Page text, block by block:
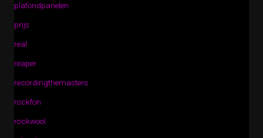
plafondpanelen
prijs
real
reaper
recordingthemasters
rockfon
rockwool